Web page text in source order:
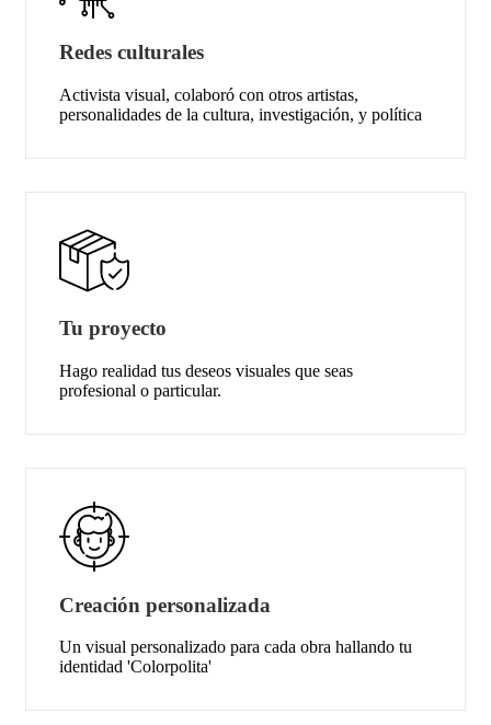
Redes culturales
Activista visual, colaboró con otros artistas,
personalidades de la cultura, investigación, y política
Tu proyecto
Hago realidad tus deseos visuales que seas
profesional o particular.
Creación personalizada
Un visual personalizado para cada obra hallando tu
identidad 'Colorpolita'